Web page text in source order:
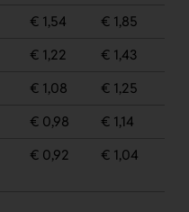
€ 1,54
€ 1,85
€ 1,22
€ 1,43
€ 1,08
€ 1,25
€ 0,98
€ 1,14
€ 0,92 € 1,04